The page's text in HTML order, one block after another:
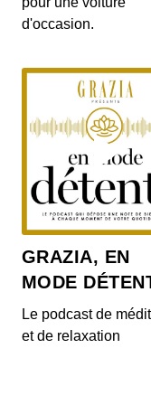
Au
du
d'occasion.
GRAZIA, EN
MODE
Le podcast de
et de relaxation